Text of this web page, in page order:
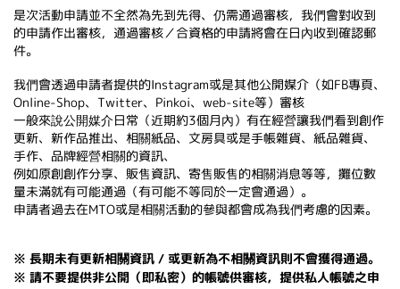
是次活動申請並不全然為先到先得、仍需通過審核，我們會對收到
的申請作出審核，通過審核／合資格的申請將會在日內收到確認郵
件。
我們會透過申請者提供的Instagram或是其他公開媒介（如FB專頁、
Online-Shop、Twitter、Pinkoi、web-site等）審核
一般來說公開媒介日常（近期約3個月內）有在經營讓我們看到創作
更新、新作品推出、相關紙品、文房具或是手帳雜貨、紙品雜貨、
手作、品牌經營相關的資訊、
例如原創創作分享、販售資訊、寄售販售的相關消息等等，攤位數
量未滿就有可能通過（有可能不等同於一定會通過）。
申請者過去在MTO或是相關活動的參與都會成為我們考慮的因素。
※ 長期未有更新相關資訊 / 或更新為不相關資訊則不會獲得通過。
※ 請不要提供非公開（即私密）的帳號供審核， 提供私人帳號之申